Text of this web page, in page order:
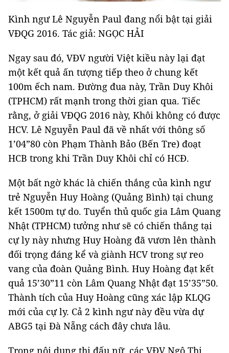
Kình ngư Lê Nguyễn Paul đang nổi bật tại giải
VĐQG 2016. Tác giả: NGỌC HẢI
Ngay sau đó, VĐV người Việt kiều này lại đạt
một kết quả ấn tượng tiếp theo ở chung kết
100m ếch nam. Đường đua này, Trần Duy Khôi
(TPHCM) rất mạnh trong thời gian qua. Tiếc
rằng, ở giải VĐQG 2016 này, Khôi không có được
HCV. Lê Nguyễn Paul đã về nhất với thông số
1’04”80 còn Phạm Thành Bảo (Bến Tre) đoạt
HCB trong khi Trần Duy Khôi chỉ có HCĐ.
Một bất ngờ khác là chiến thắng của kình ngư
trẻ Nguyễn Huy Hoàng (Quảng Bình) tại chung
kết 1500m tự do. Tuyển thủ quốc gia Lâm Quang
Nhật (TPHCM) tưởng như sẽ có chiến thắng tại
cự ly này nhưng Huy Hoàng đã vươn lên thành
đối trọng đáng kể và giành HCV trong sự reo
vang của đoàn Quảng Bình. Huy Hoàng đạt kết
quả 15’30”11 còn Lâm Quang Nhật đạt 15’35”50.
Thành tích của Huy Hoàng cũng xác lập KLQG
mới của cự ly. Cả 2 kình ngư này đều vừa dự
ABG5 tại Đà Nẵng cách đây chưa lâu.
Trong nội dung thi đấu nữ, các VĐV Ngô Thị